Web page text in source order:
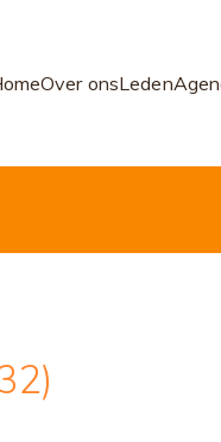
Over onsLeden